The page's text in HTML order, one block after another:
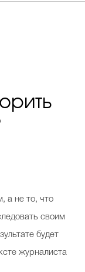
а не то, что
своим
будет
журналиста